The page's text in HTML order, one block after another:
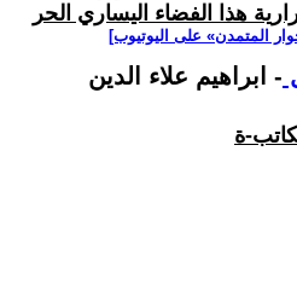
هذا الفضاء اليساري الحر
المتمدن» على اليوتيوب]
- ابراهيم علاء الدين
ة